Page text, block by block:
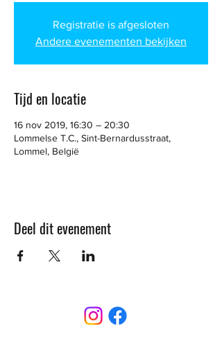
Registratie is afgesloten
Andere evenementen bekijken
Tijd en locatie
16 nov 2019, 16:30 – 20:30
Lommelse T.C., Sint-Bernardusstraat,
Lommel, België
Deel dit evenement